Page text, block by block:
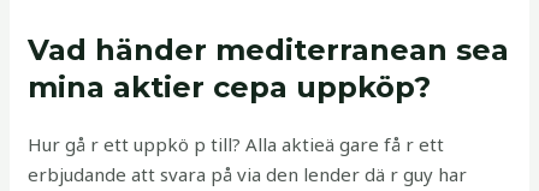
Vad händer mediterranean sea
mina aktier cepa uppköp?
Hur gå r ett uppkö p till? Alla aktieä gare få r ett
erbjudande att svara på via den lender dä r guy har